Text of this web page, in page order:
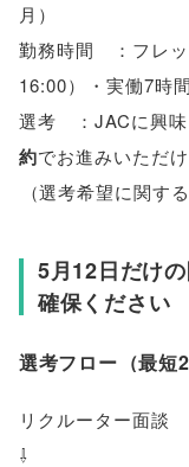
月 ）
勤務時間 ：フレッ
16:00）
・実働7時
選考 ：JACに興味
約でお進みいただ
（選考希望に関す
5月12日だけ
確保ください
選考フロー （最短
リクルーター面談
⇩